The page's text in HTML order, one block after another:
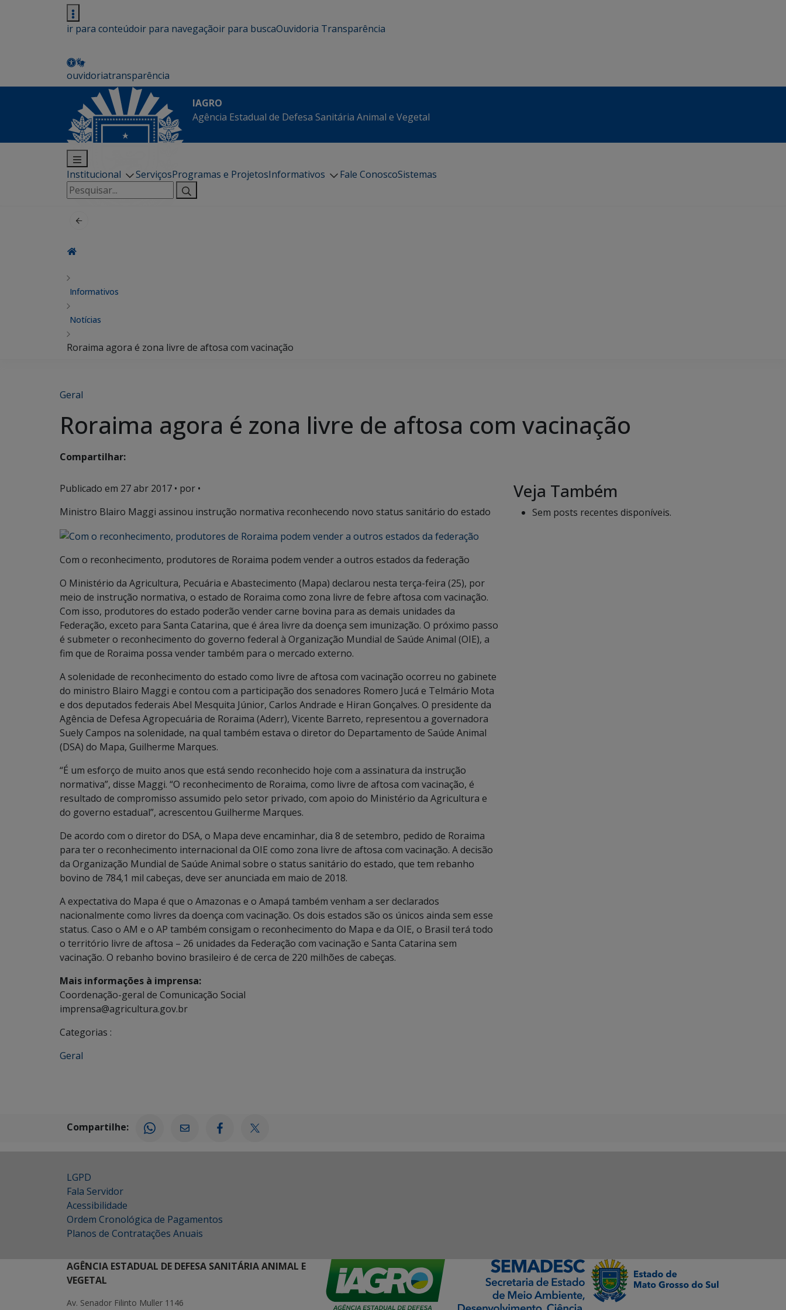
ir para conteúdoir para navegaçãoir para buscaOuvidoria Transparência
ouvidoriatransparência
IAGRO
Agência Estadual de Defesa Sanitária Animal e Vegetal
Institucional ServiçosProgramas e ProjetosInformativos Fale ConoscoSistemas
Pesquisar
por:
Informativos
Notícias
Roraima agora é zona livre de aftosa com vacinação
Geral
Roraima agora é zona livre de aftosa com vacinação
Compartilhar:
Publicado em 27 abr 2017 • por •
Ministro Blairo Maggi assinou instrução normativa reconhecendo novo status sanitário do estado
Com o reconhecimento, produtores de Roraima podem vender a outros estados da federação
O Ministério da Agricultura, Pecuária e Abastecimento (Mapa) declarou nesta terça-feira (25), por
meio de instrução normativa, o estado de Roraima como zona livre de febre aftosa com vacinação.
Com isso, produtores do estado poderão vender carne bovina para as demais unidades da
Federação, exceto para Santa Catarina, que é área livre da doença sem imunização. O próximo passo
é submeter o reconhecimento do governo federal à Organização Mundial de Saúde Animal (OIE), a
fim que de Roraima possa vender também para o mercado externo.
A solenidade de reconhecimento do estado como livre de aftosa com vacinação ocorreu no gabinete
do ministro Blairo Maggi e contou com a participação dos senadores Romero Jucá e Telmário Mota
e dos deputados federais Abel Mesquita Júnior, Carlos Andrade e Hiran Gonçalves. O presidente da
Agência de Defesa Agropecuária de Roraima (Aderr), Vicente Barreto, representou a governadora
Suely Campos na solenidade, na qual também estava o diretor do Departamento de Saúde Animal
(DSA) do Mapa, Guilherme Marques.
“É um esforço de muito anos que está sendo reconhecido hoje com a assinatura da instrução
normativa”, disse Maggi. “O reconhecimento de Roraima, como livre de aftosa com vacinação, é
resultado de compromisso assumido pelo setor privado, com apoio do Ministério da Agricultura e
do governo estadual”, acrescentou Guilherme Marques.
De acordo com o diretor do DSA, o Mapa deve encaminhar, dia 8 de setembro, pedido de Roraima
para ter o reconhecimento internacional da OIE como zona livre de aftosa com vacinação. A decisão
da Organização Mundial de Saúde Animal sobre o status sanitário do estado, que tem rebanho
bovino de 784,1 mil cabeças, deve ser anunciada em maio de 2018.
A expectativa do Mapa é que o Amazonas e o Amapá também venham a ser declarados
nacionalmente como livres da doença com vacinação. Os dois estados são os únicos ainda sem esse
status. Caso o AM e o AP também consigam o reconhecimento do Mapa e da OIE, o Brasil terá todo
o território livre de aftosa – 26 unidades da Federação com vacinação e Santa Catarina sem
vacinação. O rebanho bovino brasileiro é de cerca de 220 milhões de cabeças.
Mais informações à imprensa:
Coordenação-geral de Comunicação Social
imprensa@agricultura.gov.br
Categorias :
Geral
Veja Também
Sem posts recentes disponíveis.
Compartilhe:
LGPD
Fala Servidor
Acessibilidade
Ordem Cronológica de Pagamentos
Planos de Contratações Anuais
AGÊNCIA ESTADUAL DE DEFESA SANITÁRIA ANIMAL E
VEGETAL
Av. Senador Filinto Muller 1146